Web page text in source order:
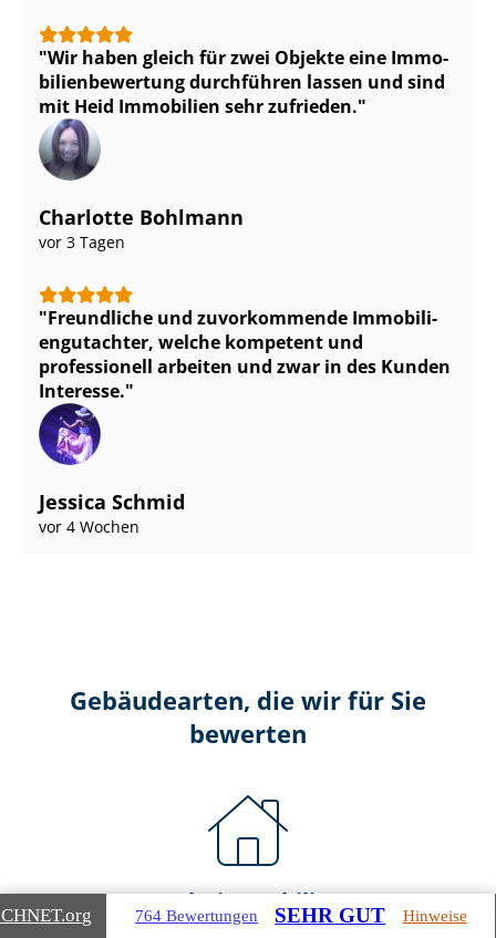
Wir haben gleich für zwei Objekte eine Im­mo­
bi­li­en­be­wer­tung durchführen lassen und sind
mit Heid Immobilien sehr zufrieden.
Charlotte Bohlmann
vor 3 Tagen
Freundliche und zuvorkommende Im­mo­bi­li­
en­gut­ach­ter, welche kompetent und
professionell arbeiten und zwar in des Kunden
Interesse.
Jessica Schmid
vor 4 Wochen
Gebäudearten, die wir für Sie
bewerten
Wohnimmobilien
.org 764 Bewertungen SEHR GUT Hinweise